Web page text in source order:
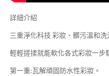
詳細介紹
三重淨化科技 彩妝、髒污溫和洗
輕輕搓揉就能軟化各式彩妝一步
第一重:瓦解頑固防水性彩妝。